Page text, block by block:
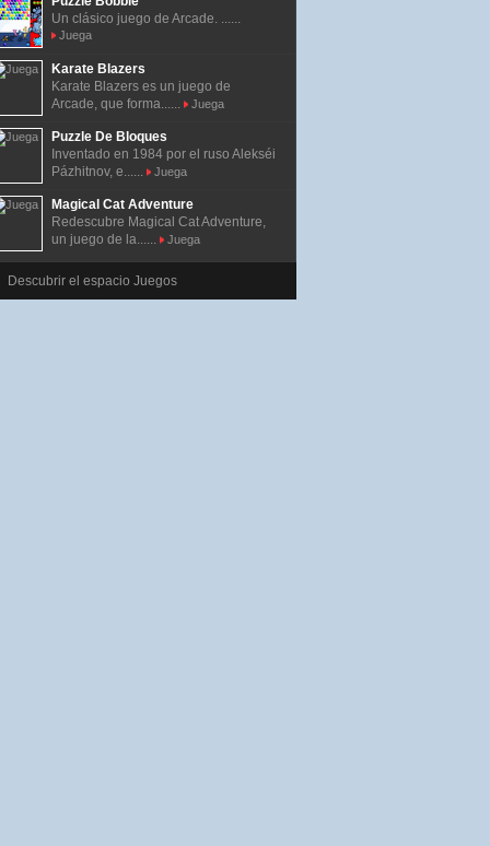
Un clásico juego de Arcade. ......
Juega
Karate Blazers
Karate Blazers es un juego de
Arcade, que forma......
Juega
Puzzle De Bloques
Inventado en 1984 por el ruso Alekséi
Pázhitnov, e......
Juega
Magical Cat Adventure
Redescubre Magical Cat Adventure,
un juego de la......
Juega
Descubrir el espacio Juegos